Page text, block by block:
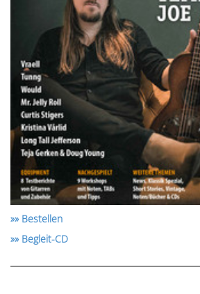
»» Bestellen
»» Begleit-CD